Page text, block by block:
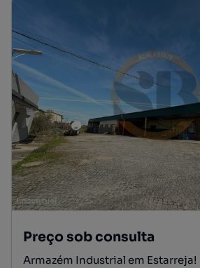
Preço sob consulta
Armazém Industrial em Estarreja!